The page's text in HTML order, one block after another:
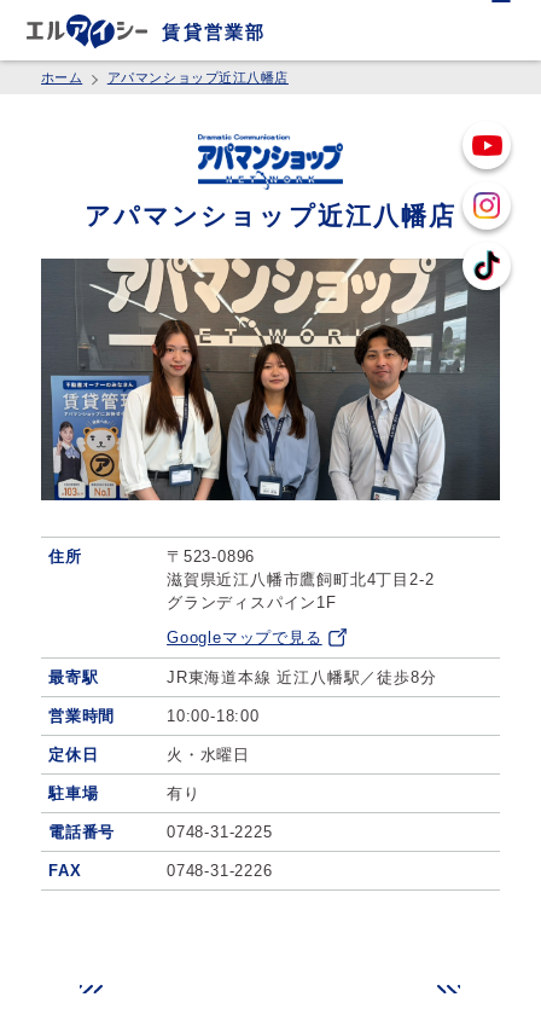
賃貸営業部
ホーム アパマンショップ近江八幡店
アパマンショップ近江八幡店
住所
〒523-0896
滋賀県近江八幡市鷹飼町北4丁目2-2
グランディスパイン1F
Googleマップで見る
最寄駅 JR東海道本線 近江八幡駅／徒歩8分
営業時間 10:00-18:00
定休日 火・水曜日
駐車場 有り
電話番号 0748-31-2225
FAX 0748-31-2226